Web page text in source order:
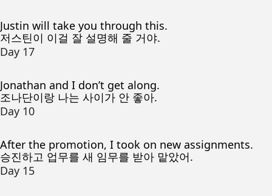
Justin will take you through this.
저스틴이 이걸 잘 설명해 줄 거야.
Day 17
Jonathan and I don’t get along.
조나단이랑 나는 사이가 안 좋아.
Day 10
After the promotion, I took on new assignments.
승진하고 업무를 새 임무를 받아 맡았어.
Day 15